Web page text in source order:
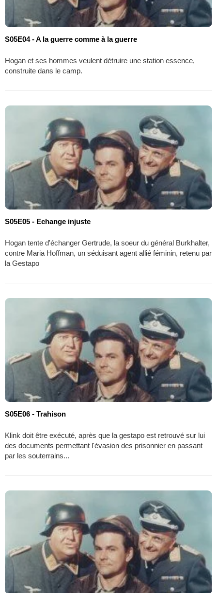
S05E04 - A la guerre comme à la guerre
Hogan et ses hommes veulent détruire une station essence,
construite dans le camp.
S05E05 - Echange injuste
Hogan tente d'échanger Gertrude, la soeur du général Burkhalter,
contre Maria Hoffman, un séduisant agent allié féminin, retenu par
la Gestapo
S05E06 - Trahison
Klink doit être exécuté, après que la gestapo est retrouvé sur lui
des documents permettant l'évasion des prisonnier en passant
par les souterrains...